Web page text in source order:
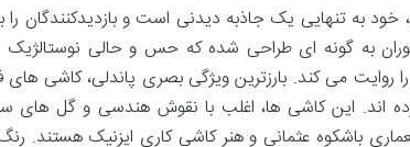
خود به تنهایی یک جاذبه دیدنی است و بازدیدکنندگان
به گونه ای طراحی شده که حس و حالی نوستالژیک
روایت می کند. بارزترین ویژگی بصری پاندلی، کاشی
اند. این کاشی ها، اغلب با نقوش هندسی و گل های
معماری باشکوه عثمانی و هنر کاشی کاری ایزنیک هستند.